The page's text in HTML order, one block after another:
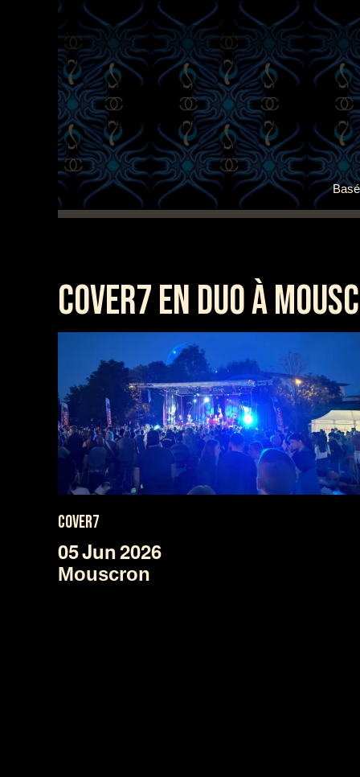
COVER7 EN DUO À
COVER7
05Jun 2026
Mouscron